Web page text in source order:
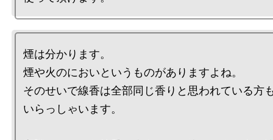
煙は分かります。
煙や火のにおいというものがありますよね。
そのせいで線香は全部同じ香りと思われている方
いらっしゃいます。